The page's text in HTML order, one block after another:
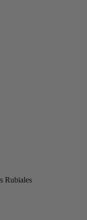
Rubiales